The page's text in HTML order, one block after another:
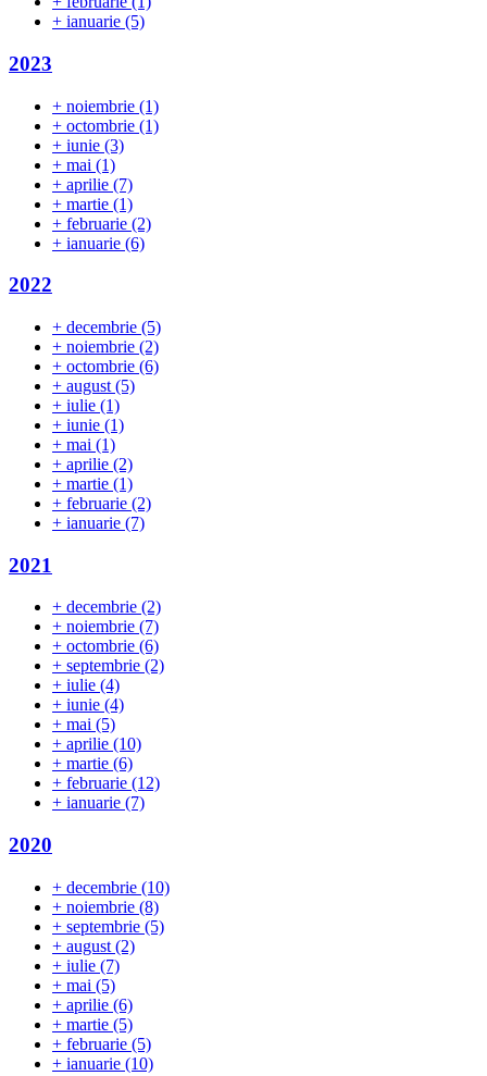
+ ianuarie (5)
2023
+ noiembrie (1)
+ octombrie (1)
+ iunie (3)
+ mai (1)
+ aprilie (7)
+ martie (1)
+ februarie (2)
+ ianuarie (6)
2022
+ decembrie (5)
+ noiembrie (2)
+ octombrie (6)
+ august (5)
+ iulie (1)
+ iunie (1)
+ mai (1)
+ aprilie (2)
+ martie (1)
+ februarie (2)
+ ianuarie (7)
2021
+ decembrie (2)
+ noiembrie (7)
+ octombrie (6)
+ septembrie (2)
+ iulie (4)
+ iunie (4)
+ mai (5)
+ aprilie (10)
+ martie (6)
+ februarie (12)
+ ianuarie (7)
2020
+ decembrie (10)
+ noiembrie (8)
+ septembrie (5)
+ august (2)
+ iulie (7)
+ mai (5)
+ aprilie (6)
+ martie (5)
+ februarie (5)
+ ianuarie (10)